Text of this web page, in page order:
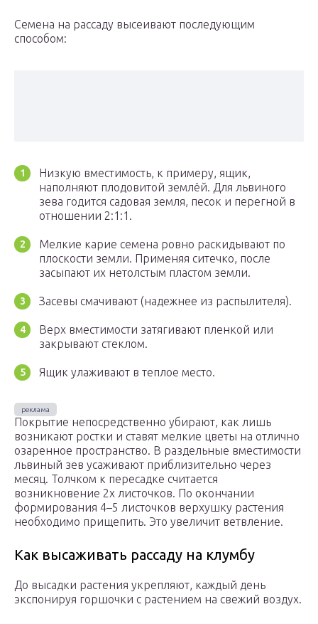
Семена на рассаду высеивают последующим
способом:
Низкую вместимость, к примеру, ящик,
наполняют плодовитой землёй. Для львиного
зева годится садовая земля, песок и перегной в
отношении 2:1:1.
Мелкие карие семена ровно раскидывают по
плоскости земли. Применяя ситечко, после
засыпают их нетолстым пластом земли.
Засевы смачивают (надежнее из распылителя).
Верх вместимости затягивают пленкой или
закрывают стеклом.
Ящик улаживают в теплое место.
Покрытие непосредственно убирают, как лишь
возникают ростки и ставят мелкие цветы на отлично
озаренное пространство. В раздельные вместимости
львиный зев усаживают приблизительно через
месяц. Толчком к пересадке считается
возникновение 2х листочков. По окончании
формирования 4–5 листочков верхушку растения
необходимо прищепить. Это увеличит ветвление.
Как высаживать рассаду на клумбу
До высадки растения укрепляют, каждый день
экспонируя горшочки с растением на свежий воздух.